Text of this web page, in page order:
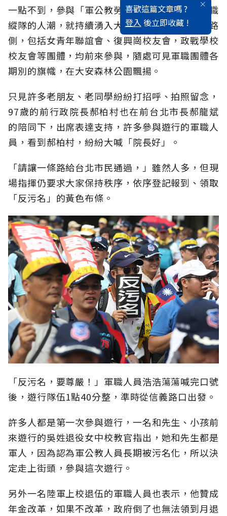
喜歡這篇文章嗎 ?
登入 後立即收藏 !
一點不到，參與「軍公教勞警消九三大遊行」軍職
縱隊的人潮，就持續湧入大安森林公園的新生南路
側，包括女青年聯誼會、復興崗校友會，政戰學校
校友會等團體，均前來參與，隨處可見軍職團體各
期別的旗幟，在大安森林公園飄揚。
只見許多老朋友、老同學紛紛打招呼、拍照留念，
97歲的前行政院長郝柏村也在前台北市長郝龍斌
的陪同下，出席表達支持，許多參與遊行的軍職人
員，看到郝柏村，紛紛大喊「院長好」。
「請讓一條路給台北市民通過，」雖然人多，但現
場指揮仍要求大家保持秩序，依序登記報到、領取
「反污名」的黃色布條。
「反污名，要尊嚴！」軍職人員浩浩蕩蕩喊完口號
後，遊行隊伍1點40分整，準時從信義路口出發。
許多人都是第一次參與遊行，一名和先生、小孩前
來遊行的吳姓退役女中校教官指出，她和先生都是
軍人，因為認為軍公教人員長期被污名化，所以決
定走上街頭，參與這次遊行。
另外一名陸軍上校退伍的軍職人員也表示，他贊成
年金改革，如果不改革，政府倒了也無法領到月退